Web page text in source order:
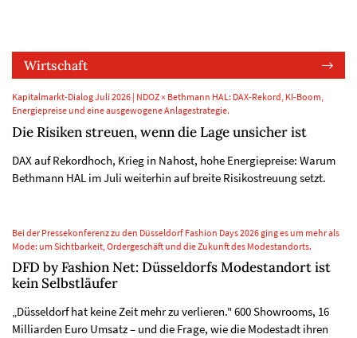
Wirtschaft
Kapitalmarkt-Dialog Juli 2026 | NDOZ × Bethmann HAL: DAX-Rekord, KI-Boom,
Energiepreise und eine ausgewogene Anlagestrategie.
Die Risiken streuen, wenn die Lage unsicher ist
DAX auf Rekordhoch, Krieg in Nahost, hohe Energiepreise: Warum
Bethmann HAL im Juli weiterhin auf breite Risikostreuung setzt.
Bei der Pressekonferenz zu den Düsseldorf Fashion Days 2026 ging es um mehr als
Mode: um Sichtbarkeit, Ordergeschäft und die Zukunft des Modestandorts.
DFD by Fashion Net: Düsseldorfs Modestandort ist
kein Selbstläufer
„Düsseldorf hat keine Zeit mehr zu verlieren." 600 Showrooms, 16
Milliarden Euro Umsatz – und die Frage, wie die Modestadt ihren